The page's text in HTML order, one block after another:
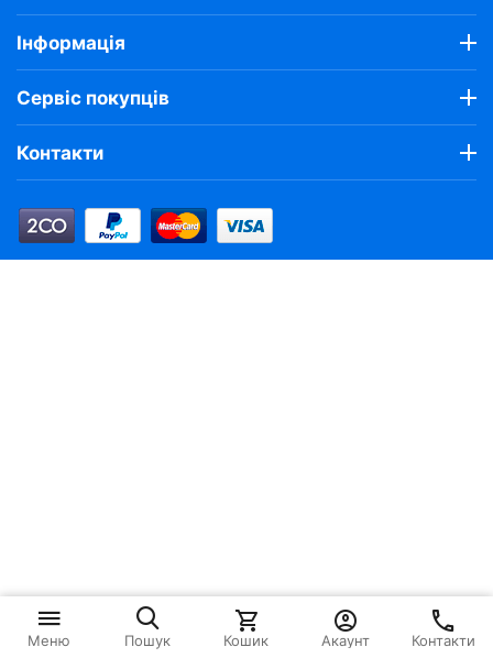
Інформація
Сервіс покупців
Контакти
Меню Пошук Кошик Акаунт Контакти